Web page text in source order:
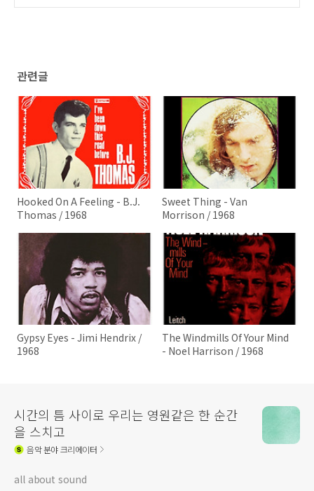
관련글
Hooked On A Feeling - B.J.
Thomas / 1968
Sweet Thing - Van
Morrison / 1968
Gypsy Eyes - Jimi Hendrix /
1968
The Windmills Of Your Mind
- Noel Harrison / 1968
시간의 틈 사이로 우리는 영원같은 한 순간
을 스치고
음악분야 크리에이터
all about sound